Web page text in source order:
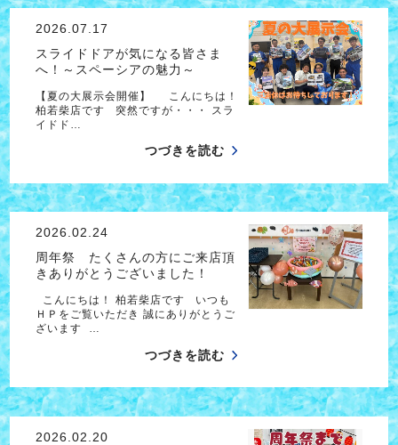
2026.07.17
スライドドアが気になる皆さま
へ！～スペーシアの魅力～
【夏の大展示会開催】 こんにちは！
柏若柴店です 突然ですが・・・ スラ
イドド…
つづきを読む
2026.02.24
周年祭 たくさんの方にご来店頂
きありがとうございました！
こんにちは！ 柏若柴店です いつも
ＨＰをご覧いただき 誠にありがとうご
ざいます …
つづきを読む
2026.02.20